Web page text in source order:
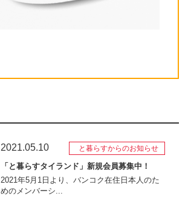
2021.05.10 と暮らすからのお知らせ
「と暮らすタイランド」新規会員募集中！
2021年5月1日より、バンコク在住日本人のた
めのメンバーシ...